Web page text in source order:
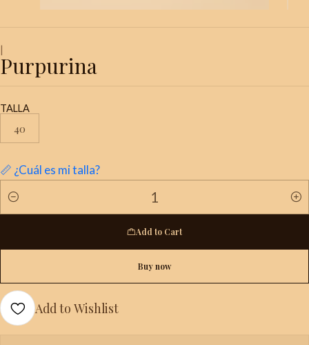
|
Purpurina
TALLA
40
📏 ¿Cuál es mi talla?
Quantity
Add to Cart
Buy now
Add to Wishlist